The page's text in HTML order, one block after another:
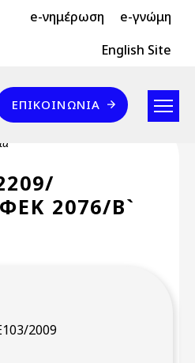
e-νημέρωση e-γνώμη
English Site
ΕΠΙΚΟΙΝΩΝΊΑ
2076/Β`
2009